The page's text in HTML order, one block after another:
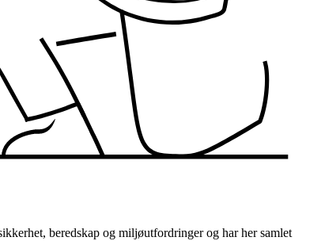
beredskap og miljøutfordringer og har her samlet